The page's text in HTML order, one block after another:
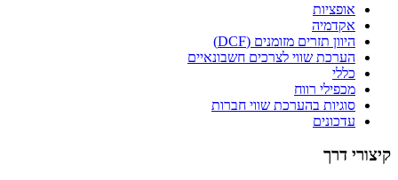
אופציות
אקדמיה
היוון תזרים מזומנים (DCF)
הערכת שווי לצרכים חשבונאיים
כללי
מכפילי רווח
סוגיות בהערכת שווי חברות
עדכונים
קיצורי דרך